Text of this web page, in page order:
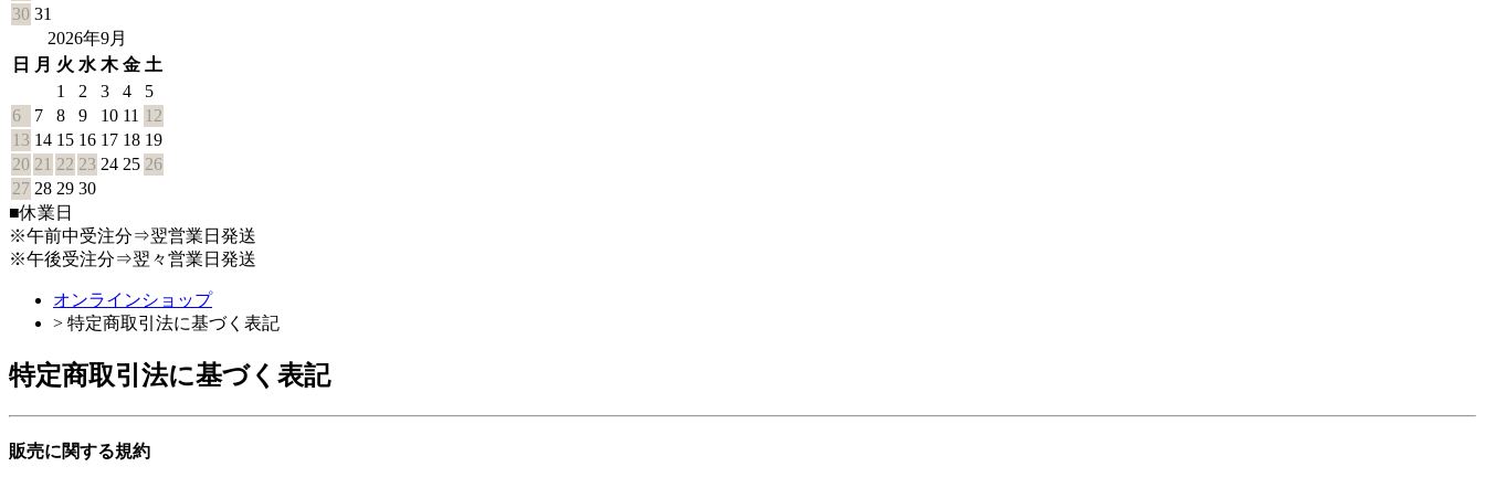
30 31
2026年9月
日
月 火 水 木 金 土
1
2 3 4
5
6
7 8 9 10 11 12
13 14 15 16 17 18 19
20 21 22 23 24 25 26
27 28 29 30
■休業日
※午前中受注分⇒翌営業日発送
※午後受注分⇒翌々営業日発送
オンラインショップ
> 特定商取引法に基づく表記
特定商取引法に基づく表記
販売に関する規約